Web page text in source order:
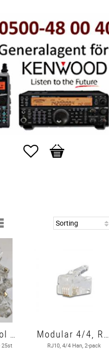
Favorites
Basket
Modular 4 pol RJ10 25st
25st
Modular 4/4, RJ10
RJ10, 4/4 Han, 2-pack